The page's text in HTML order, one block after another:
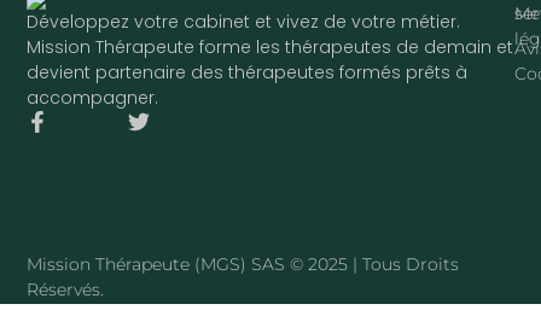
Développez votre cabinet et vivez de votre métier.
Mission Thérapeute forme les thérapeutes de demain et
devient partenaire des thérapeutes formés prêts à
accompagner.
F
k
-
T
Mission Thérapeute (MGS) SAS © 2025 | Tous Droits
Réservés.